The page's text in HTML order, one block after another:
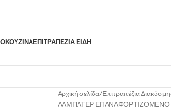
ΚΟΥΖΊΝΑΕΠΙΤΡΑΠΈΖΙΑ ΕΊΔΗ
Αρχική σελίδα Επιτραπέζια
ΛΑΜΠΑΤΕΡ ΕΠΑΝΑΦΟΡΤΙΖΟΜΕΝΟ